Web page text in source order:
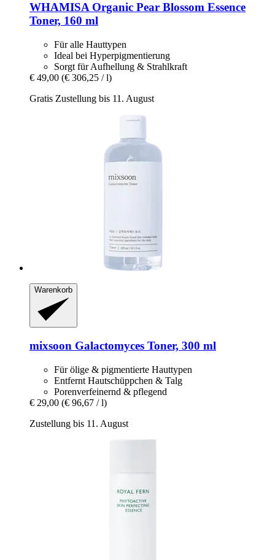
WHAMISA Organic Pear Blossom Essence
Toner, 160 ml
Für alle Hauttypen
Ideal bei Hyperpigmentierung
Sorgt für Aufhellung & Strahlkraft
€ 49,00 (€ 306,25 / l)
Gratis Zustellung bis 11. August
Warenkorb
mixsoon Galactomyces Toner, 300 ml
Für ölige & pigmentierte Hauttypen
Entfernt Hautschüppchen & Talg
Porenverfeinernd & pflegend
€ 29,00 (€ 96,67 / l)
Zustellung bis 11. August